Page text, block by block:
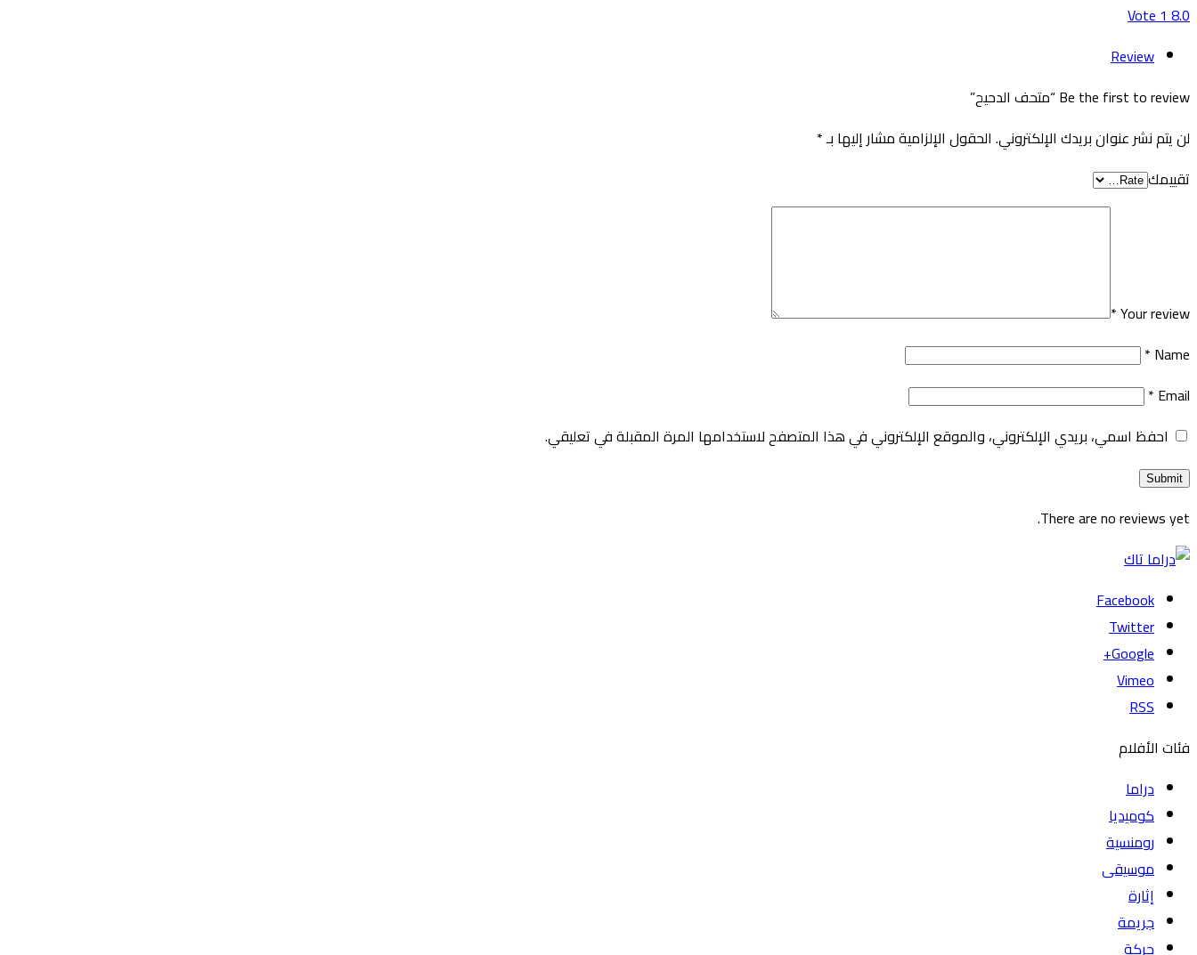
8.0
1
Vote
Review
Be the first to review “متحف الدحيح”
لن يتم نشر عنوان بريدك الإلكتروني. الحقول الإلزامية مشار إليها بـ*
تقييمك
Your review
*
Name
*
Email
*
احفظ اسمي، بريدي الإلكتروني، والموقع الإلكتروني في هذا المتصفح لاستخدامها المرة المقبلة في تعليقي.
There are no reviews yet.
Facebook
Twitter
Google+
Vimeo
RSS
فئات الأفلام
دراما
كوميديا
رومنسية
موسيقى
إثارة
جريمة
حركة